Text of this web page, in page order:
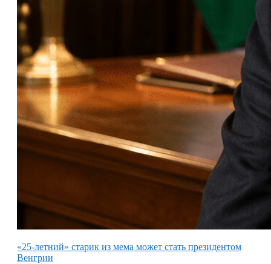
«25-летний» старик из мема может стать президентом
Венгрии